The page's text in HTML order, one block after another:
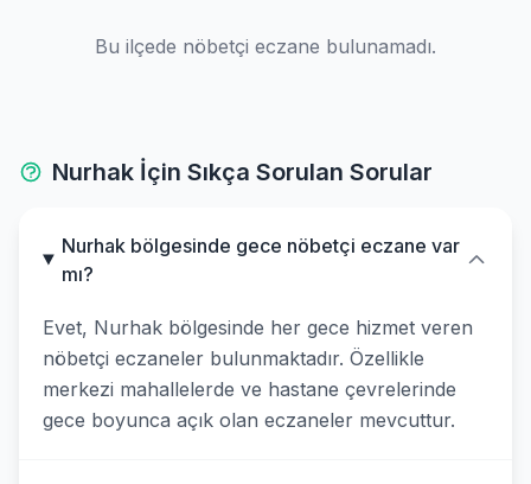
Bu ilçede nöbetçi eczane bulunamadı.
Nurhak İçin Sıkça Sorulan Sorular
Nurhak bölgesinde gece nöbetçi eczane var
mı?
Evet, Nurhak bölgesinde her gece hizmet veren
nöbetçi eczaneler bulunmaktadır. Özellikle
merkezi mahallelerde ve hastane çevrelerinde
gece boyunca açık olan eczaneler mevcuttur.